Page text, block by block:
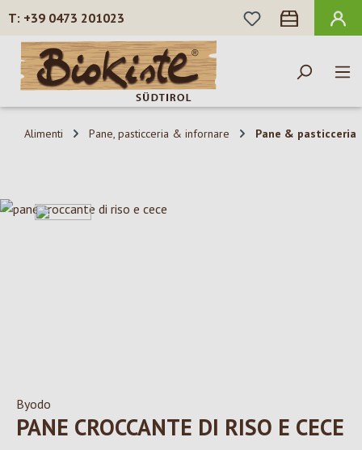
Passa al contenuto principale
+39 0473 201023
HAI 0 ARTICOLI
Alimenti Pane, pasticceria & infornare Pane & pasticceria
Salta la galleria di immagini
Byodo
PANE CROCCANTE DI RISO E CECE